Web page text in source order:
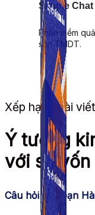
Simple
Phần mềm
sàn TMDT.
Xếp hạng bài
Ý tưởng
với số vốn
Câu hỏi của bạn